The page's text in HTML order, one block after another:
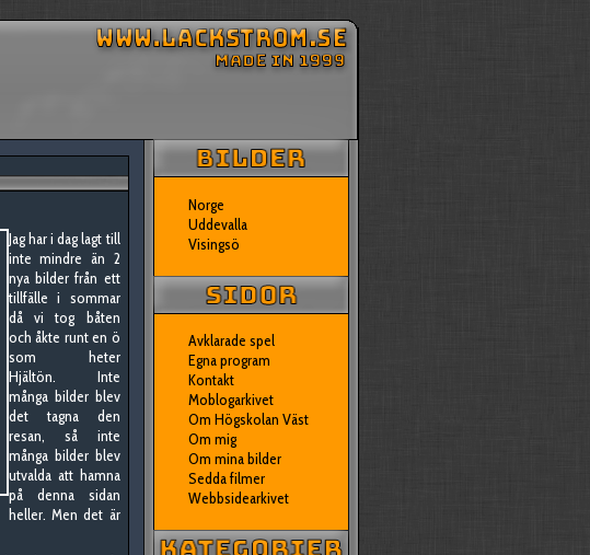
Jag har i dag lagt till
inte mindre än 2
nya bilder från ett
tillfälle i sommar
då vi tog båten
och åkte runt en ö
som heter
Hjältön. Inte
många bilder blev
det tagna den
resan, så inte
många bilder blev
utvalda att hamna
på denna sidan
heller. Men det är
Norge
Uddevalla
Visingsö
Avklarade spel
Egna program
Kontakt
Moblogarkivet
Om Högskolan Väst
Om mig
Om mina bilder
Sedda filmer
Webbsidearkivet